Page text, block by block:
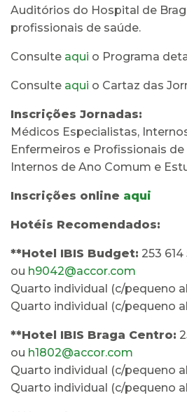
Auditórios do Hospital de
profissionais de saúde.
Consulte aqui o Programa
Consulte aqui o Cartaz das
Inscrições Jornadas:
Médicos Especialistas,
Enfermeiros e Profissionais de
Internos de Ano Comum e
Inscrições online aqui
Hotéis Recomendados:
**Hotel IBIS Budget: 253
ou h9042@accor.com
Quarto individual (c/pequeno
Quarto individual (c/pequeno
**Hotel IBIS Braga Centro:
ou h1802@accor.com
Quarto individual (c/pequeno
Quarto individual (c/pequeno